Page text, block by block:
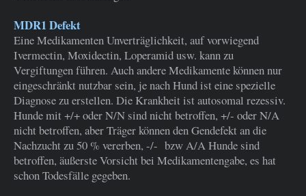
MDR1 Defekt
Eine Medikamenten Unverträglichkeit, auf vorwiegend
Ivermectin, Moxidectin, Loperamid usw. kann zu
Vergiftungen führen. Auch andere Medikamente können nur
eingeschränkt nutzbar sein, je nach Hund ist eine spezielle
Diagnose zu erstellen. Die Krankheit ist autosomal rezessiv.
Hunde mit +/+ oder N/N sind nicht betroffen, +/- oder N/A
nicht betroffen, aber Träger können den Gendefekt an die
Nachzucht zu 50 % vererben, -/- bzw A/A Hunde sind
betroffen, äußerste Vorsicht bei Medikamentengabe, es hat
schon Todesfälle gegeben.